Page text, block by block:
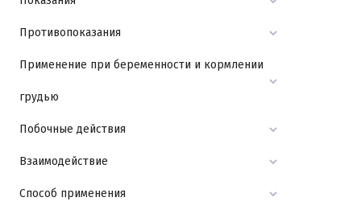
Противопоказания
Применение при беременности и кормлении
грудью
Побочные действия
Взаимодействие
Способ применения